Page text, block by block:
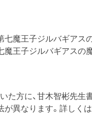
七魔王子ジルバギアス
魔王子ジルバギアスの
た方に、甘木智彬先生
異なります。詳しく